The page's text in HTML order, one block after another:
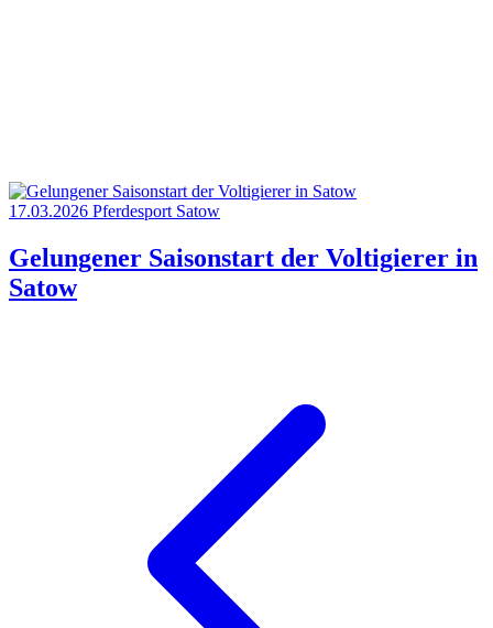
17.03.2026 Pferdesport Satow
Gelungener Saisonstart der Voltigierer in
Satow